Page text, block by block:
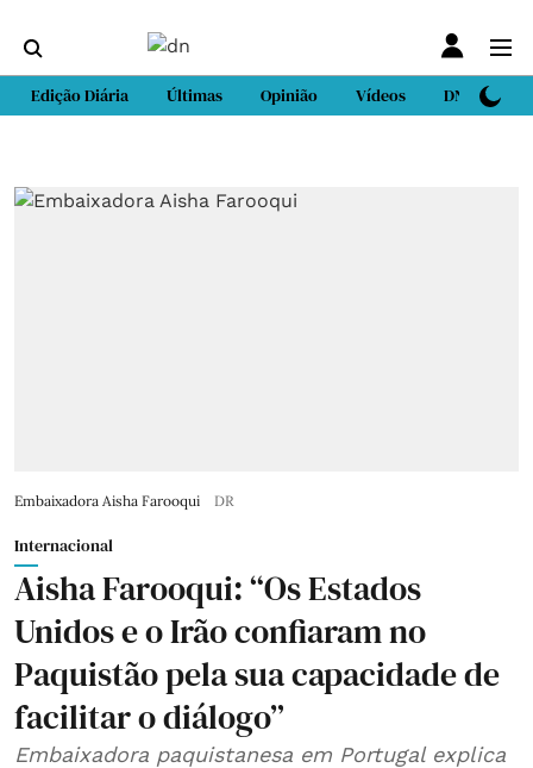
Edição Diária Últimas Opinião Vídeos DN Sport
Embaixadora Aisha Farooqui DR
Internacional
Aisha Farooqui: “Os Estados
Unidos e o Irão confiaram no
Paquistão pela sua capacidade de
facilitar o diálogo”
Embaixadora paquistanesa em Portugal explica